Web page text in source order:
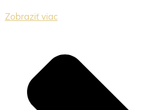
Zobraziť viac